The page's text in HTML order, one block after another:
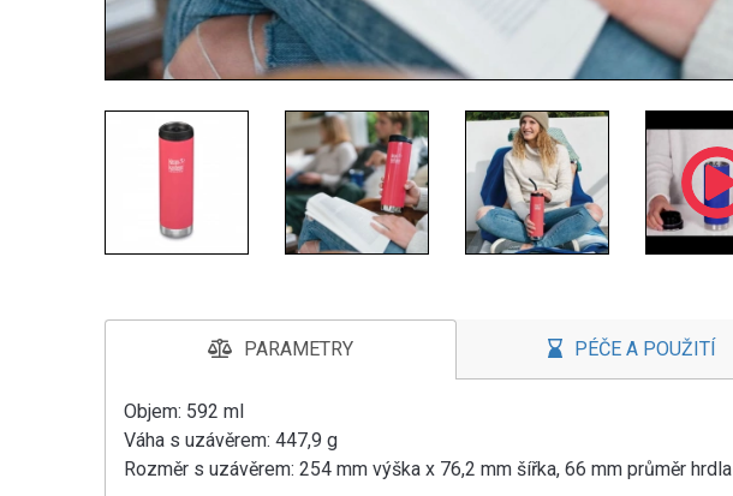
PARAMETRY PÉČE A POUŽITÍ
Objem: 592 ml
Váha s uzávěrem: 447,9 g
Rozměr s uzávěrem: 254 mm výška x 76,2 mm šířka, 66 mm průměr hrdla